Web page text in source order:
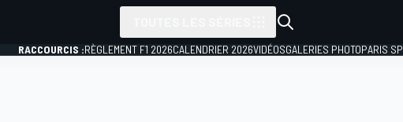
RACCOURCIS :RÈGLEMENT F1 2026CALENDRIER 2026VIDÉOSGALERIES PHOTOPARIS